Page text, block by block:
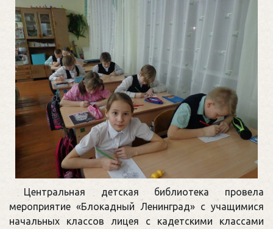
Центральная детская библиотека провела
мероприятие «Блокадный Ленинград» с учащимися
начальных классов лицея с кадетскими классами